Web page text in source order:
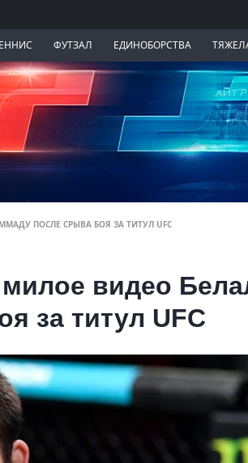
ФУТЗАЛ ЕДИНОБОРСТВА
ПОСЛЕ СРЫВА БОЯ ЗА ТИТУЛ UFC
видео
за титул UFC